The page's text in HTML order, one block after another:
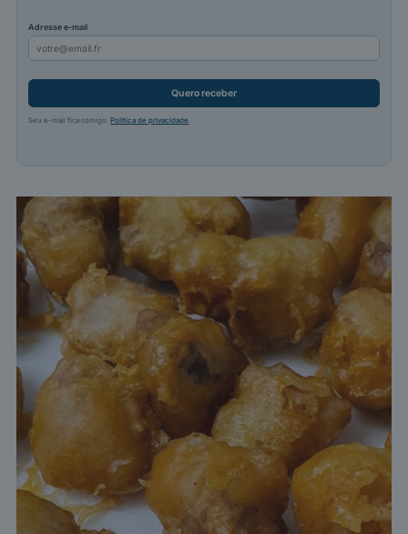
Adresse e-mail
Quero receber
Seu e-mail fica comigo.Política de privacidade .